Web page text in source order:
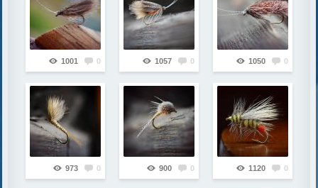
1001 0 1057 0 1050 0
973 0 900 0 1120 0